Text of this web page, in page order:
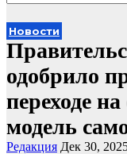
Новости
одобрило
переходе
модель
Редакция Дек 30,